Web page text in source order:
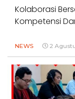
Kolaborasi
Kompetensi
NEWS 2